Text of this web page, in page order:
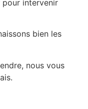
intervenir
bien les
nous vous